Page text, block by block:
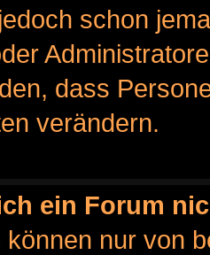
schon
dass
verändern.
ein Forum
können nur von